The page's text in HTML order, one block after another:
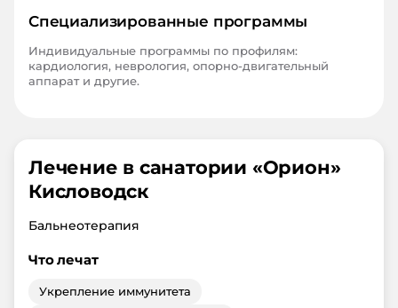
Специализированные программы
Индивидуальные программы по профилям:
кардиология, неврология, опорно-двигательный
аппарат и другие.
Лечение в санатории «Орион»
Кисловодск
Бальнеотерапия
Что лечат
Укрепление иммунитета